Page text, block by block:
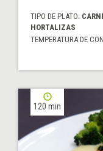
TIPO DE PLATO:
HORTALIZAS
TEMPERATURA DE
120 min